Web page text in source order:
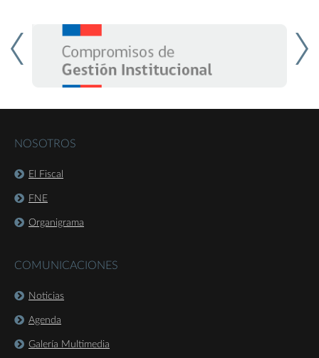
NOSOTROS
El Fiscal
FNE
Organigrama
COMUNICACIONES
Noticias
Agenda
Galería Multimedia